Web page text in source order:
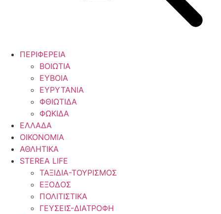
ΠΕΡΙΦΕΡΕΙΑ
ΒΟΙΩΤΙΑ
ΕΥΒΟΙΑ
ΕΥΡΥΤΑΝΙΑ
ΦΘΙΩΤΙΔΑ
ΦΩΚΙΔΑ
ΕΛΛΑΔΑ
ΟΙΚΟΝΟΜΙΑ
ΑΘΛΗΤΙΚΑ
STEREA LIFE
ΤΑΞΙΔΙΑ-ΤΟΥΡΙΣΜΟΣ
ΕΞΟΔΟΣ
ΠΟΛΙΤΙΣΤΙΚΑ
ΓΕΥΣΕΙΣ-ΔΙΑΤΡΟΦΗ